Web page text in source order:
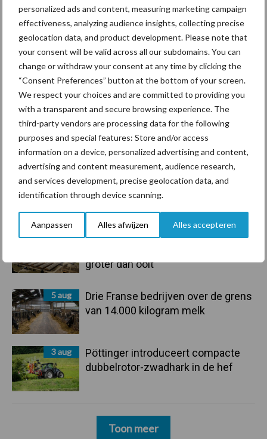
personalized ads and content, measuring marketing campaign
effectiveness, analyzing audience insights, collecting precise
geolocation data, and product development. Please note that
your consent will be valid across all our subdomains. You can
change or withdraw your consent at any time by clicking the
“Consent Preferences” button at the bottom of your screen.
We respect your choices and are committed to providing you
with a transparent and secure browsing experience. The
third-party vendors are processing data for the following
purposes and special features: Store and/or access
information on a device, personalized advertising and content,
advertising and content measurement, audience research,
and services development, precise geolocation data, and
identification through device scanning.
Aanpassen Alles afwijzen Alles accepteren
Primaire
Sidebar
Recent nieuws Partner nieuws
6 aug
ForFarmers ziet volume en
marktaandeel groeien in krimpende
Nederlandse markt
6 aug
Tien praktische tips voor een
langere levensduur
“Vraag naar praktische
groter dan ooit”
5 aug
Drie Franse bedrijven over de grens
van 14.000 kilogram melk
3 aug
Pöttinger introduceert compacte
dubbelrotor-zwadhark in de hef
Toon meer
Toon meer